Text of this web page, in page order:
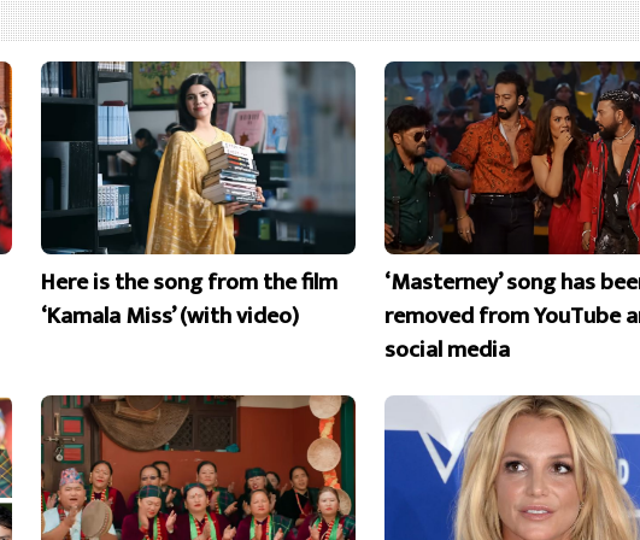
Here is the song from the film
‘Kamala Miss’ (with video)
‘Masterney’ song has
removed from YouTube
social media